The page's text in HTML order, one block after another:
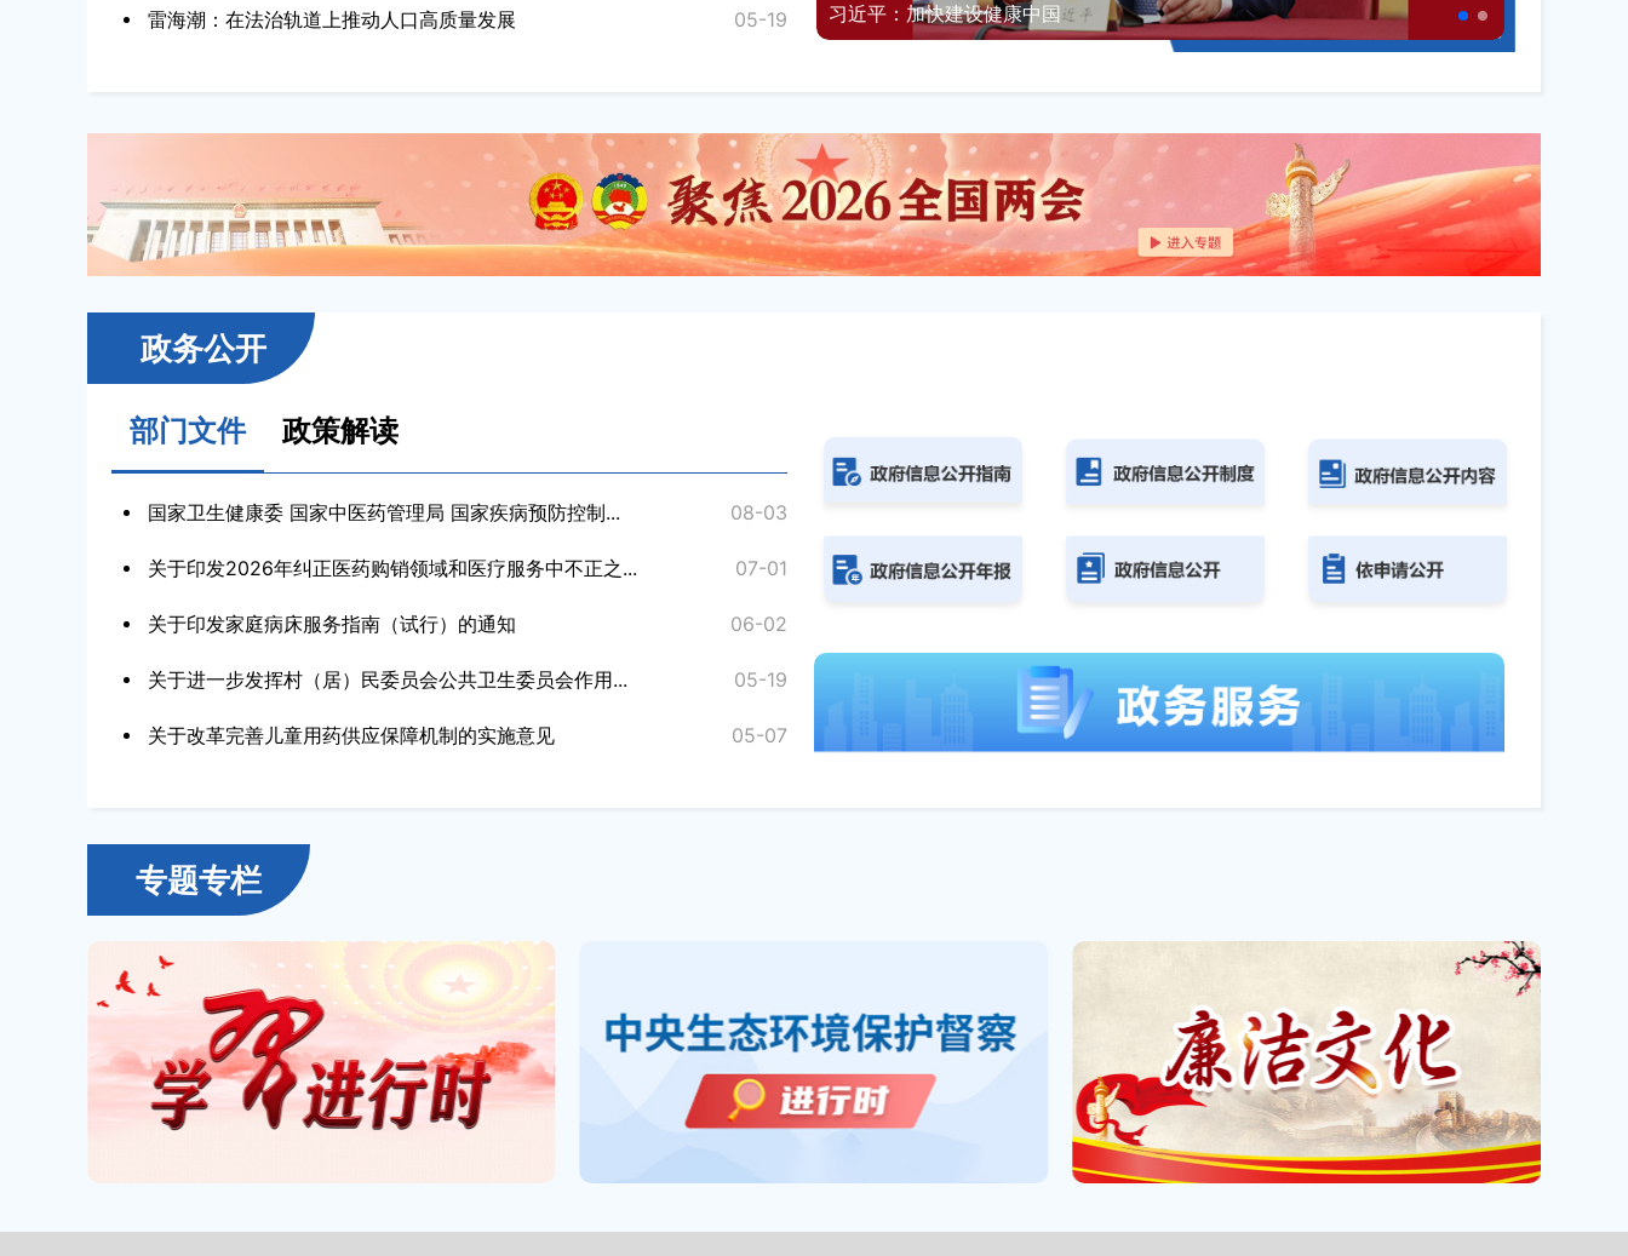
雷海潮：在法治轨道上推动人口高质量发展 05-19 关于对《昌吉州医养结合城乡统筹发展工作实施方案（... 06-04
习近平同斯洛伐克总统佩列格里尼会谈 习近平：加快建设健康中国
政务公开
部门文件 政策解读
国家卫生健康委 国家中医药管理局 国家疾病预防控制... 08-03
关于印发2026年纠正医药购销领域和医疗服务中不正之... 07-01
关于印发家庭病床服务指南（试行）的通知 06-02
关于进一步发挥村（居）民委员会公共卫生委员会作用... 05-19
关于改革完善儿童用药供应保障机制的实施意见 05-07
《2026年纠正医药购销领域和医疗服务中不正之风工作... 07-01
《关于进一步发挥村（居）民委员会公共卫生委员会作...
《关于改革完善儿童用药供应保障机制的实施意见》政...
专题专栏